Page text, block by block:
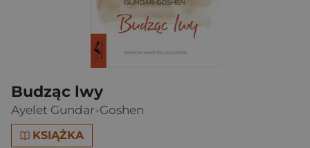
Budząc lwy
Ayelet Gundar-Goshen
KSIĄŻKA